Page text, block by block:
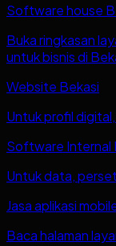
Software house
Buka ringkasan
untuk bisnis di
Website Bekasi
Untuk profil
Software Internal
Untuk data,
Jasa aplikasi
Baca halaman